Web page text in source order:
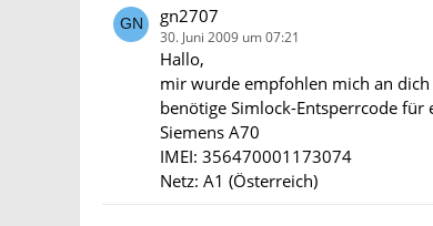
gn2707
30. Juni 2009 um 07:21
Hallo,
mir wurde empfohlen mich an
benötige Simlock-Entsperrcode für
Siemens A70
IMEI: 356470001173074
Netz: A1 (Österreich)